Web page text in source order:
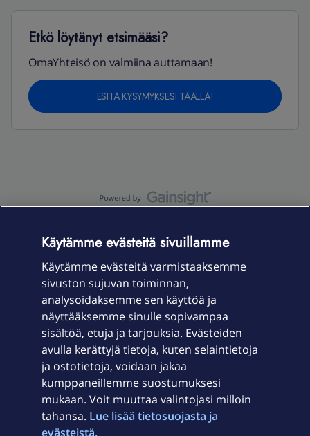
Etkö löytänyt etsimääsi?
OmaYhteisö on valmiina auttamaan!
ESITÄ KYSYMYKSESI TÄÄLLÄ!
Laitteet & liittymät
Palvelut
Ajankohtaista
Käytämme evästeitä sivuillamme
Käytämme evästeitä varmistaaksemme
sivuston sujuvan toiminnan,
analysoidaksemme sen käyttöä ja
näyttääksemme sinulle sopivampaa
sisältöä, etuja ja tarjouksia. Evästeiden
avulla kerättyjä tietoja, kuten selaintietoja
ja ostotietoja, voidaan jakaa
kumppaneillemme suostumuksesi
mukaan. Voit muuttaa valintojasi milloin
tahansa. Lue lisää tietosuojasta ja
evästeistä.